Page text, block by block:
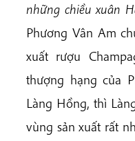
những chiều xuân
Phương Vân Am
xuất rượu
thượng hạng của
Làng Hồng, thì
vùng sản xuất rất